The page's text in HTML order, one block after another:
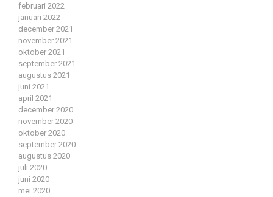
februari 2022
januari 2022
december 2021
november 2021
oktober 2021
september 2021
augustus 2021
juni 2021
april 2021
december 2020
november 2020
oktober 2020
september 2020
augustus 2020
juli 2020
juni 2020
mei 2020